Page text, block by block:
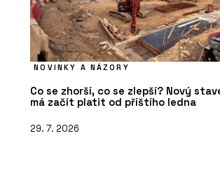
NOVINKY A NÁZORY
Co se zhorší, co se zlepší? Nový
má začít platit od příštího ledna
29. 7. 2026